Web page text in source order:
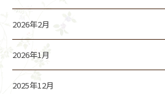
2026年2月
2026年1月
2025年12月